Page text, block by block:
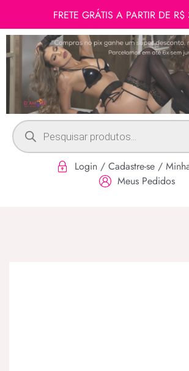
FRETE GRÁTIS A PARTIR DE
Login / Cadastre-se /
Meus Pedidos